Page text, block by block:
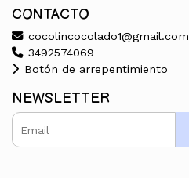
CONTACTO
cocolincocolado1@gmail.com
3492574069
Botón de arrepentimiento
NEWSLETTER